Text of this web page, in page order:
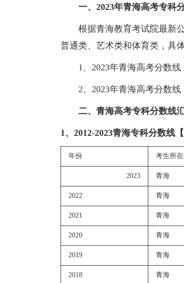
一、2023年青海高考专科
根据青海教育考试院最新公
普通类、艺术类和体育类，具
1、2023年青海高考分数线
2、2023年青海高考分数线
二、青海高考专科分数线汇
1、2012-2023青海专科分数线
年份 考生所
2023 青海
2022 青海
2021 青海
2020 青海
2019 青海
2018 青海